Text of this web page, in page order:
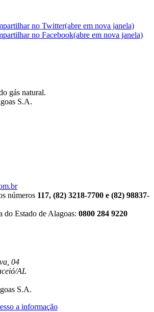
no Twitter(abre em nova janela)
no Facebook(abre em nova janela)
gás natural.
números 117, (82) 3218-7700 e (82) 98837-
do Estado de Alagoas: 0800 284 9220
04
AL
S.A.